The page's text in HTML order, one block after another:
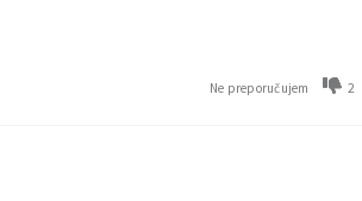
Ne preporučujem 2